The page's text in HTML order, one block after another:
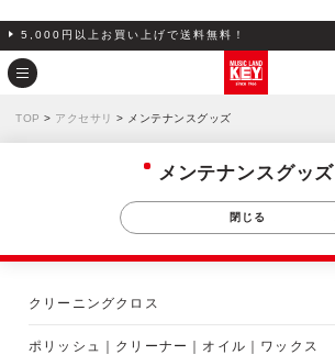
5,000円以上お買い上げで送料無料！
TOP > アクセサリ > メンテナンスグッズ
メンテナンスグッズ
クリーニングクロス
ポリッシュ｜クリーナー｜オイル｜ワックス